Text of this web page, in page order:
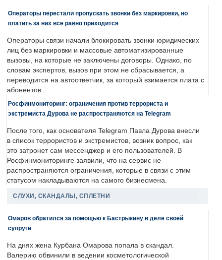
Операторы перестали пропускать звонки без маркировки, но
платить за них все равно приходится
Операторы связи начали блокировать звонки юридических
лиц без маркировки и массовые автоматизированные
вызовы, на которые не заключены договоры. Однако, по
словам экспертов, вызов при этом не сбрасывается, а
переводится на автоответчик, за который взимается плата с
абонентов.
Росфинмониторинг: ограничения против террориста и
экстремиста Дурова не распространяются на Telegram
После того, как основателя Telegram Павла Дурова внесли
в список террористов и экстремистов, возник вопрос, как
это затронет сам мессенджер и его пользователей. В
Росфинмониторинге заявили, что на сервис не
распространяются ограничения, которые в связи с этим
статусом накладываются на самого бизнесмена.
СЛУХИ, СКАНДАЛЫ, СПЛЕТНИ
Омаров обратился за помощью к Бастрыкину в деле своей
супруги
На днях жена Курбана Омарова попала в скандал.
Валерию обвинили в ведении косметологической